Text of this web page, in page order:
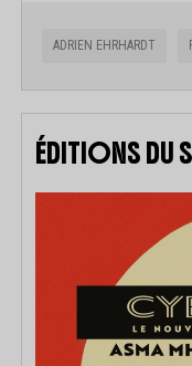
ADRIEN EHRHARDT
ÉDITIONS DU